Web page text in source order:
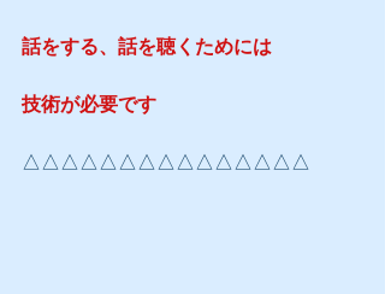
話をする、話を聴くためには
技術が必要です
△△△△△△△△△△△△△△△